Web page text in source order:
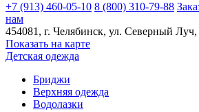
+7 (913) 460-05-10 8 (800) 310-79-88
нам
454081, г. Челябинск, ул. ​Северный Луч,
Показать на карте
Детская одежда
Бриджи
Верхняя одежда
Водолазки